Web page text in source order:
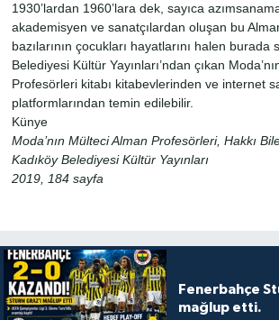
1930’lardan 1960’lara dek, sayıca
akademisyen ve sanatçılardan oluşan bu
bazılarının çocukları hayatlarını halen burada
Belediyesi Kültür Yayınları’ndan çıkan
Profesörleri kitabı kitabevlerinden ve internet
platformlarından temin edilebilir.
Künye
Moda’nın Mülteci Alman Profesörleri, Hakkı
Kadıköy Belediyesi Kültür Yayınları
2019, 184 sayfa
Fenerbahçe
mağlup etti.